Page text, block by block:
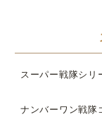
スーパー戦隊シリ
ナンバーワン戦隊